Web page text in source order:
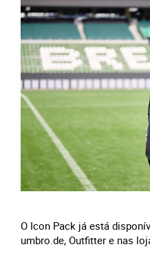
O Icon Pack já está
umbro.de, Outfitter e nas